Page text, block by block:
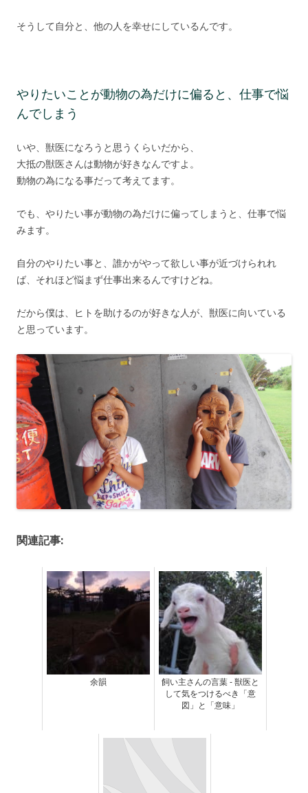
そうして自分と、他の人を幸せにしているんです。
やりたいことが動物の為だけに偏ると、仕事で悩
んでしまう
いや、獣医になろうと思うくらいだから、
大抵の獣医さんは動物が好きなんですよ。
動物の為になる事だって考えてます。
でも、やりたい事が動物の為だけに偏ってしまうと、仕事で悩
みます。
自分のやりたい事と、誰かがやって欲しい事が近づけられれ
ば、それほど悩まず仕事出来るんですけどね。
だから僕は、ヒトを助けるのが好きな人が、獣医に向いている
と思っています。
関連記事:
余韻
飼い主さんの言葉 - 獣医と
して気をつけるべき「意
図」と「意味」